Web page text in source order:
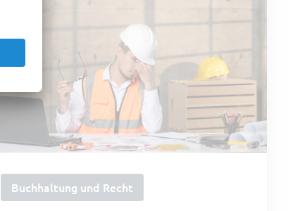
Buchhaltung und Recht